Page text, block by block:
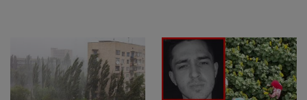
printr-un gest
spectaculos, ci prin
faptul că revin”